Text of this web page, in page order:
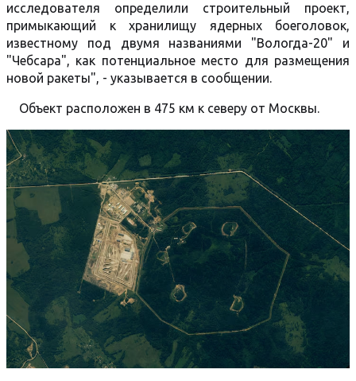
исследователя определили строительный проект,
примыкающий к хранилищу ядерных боеголовок,
известному под двумя названиями "Вологда-20" и
"Чебсара", как потенциальное место для размещения
новой ракеты", - указывается в сообщении.
Объект расположен в 475 км к северу от Москвы.